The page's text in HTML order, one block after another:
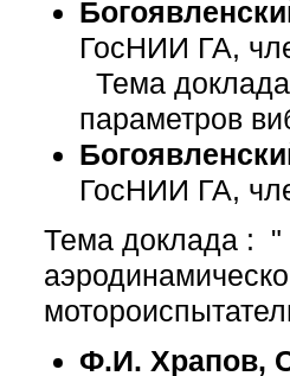
ГосНИИ ГА,
Тема
параметров
ГосНИИ ГА,
Тема доклада : "
Ф.И. Храпов,